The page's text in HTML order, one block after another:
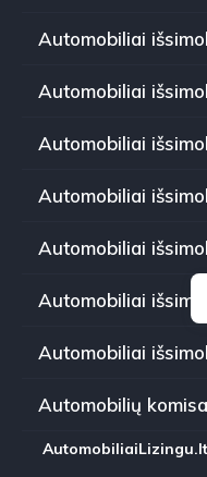
Automobiliai
Automobiliai
Automobiliai
Automobiliai
Automobiliai
Automobiliai
Automobiliai
Automobilių